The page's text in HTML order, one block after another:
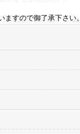
すので御了承下さい。